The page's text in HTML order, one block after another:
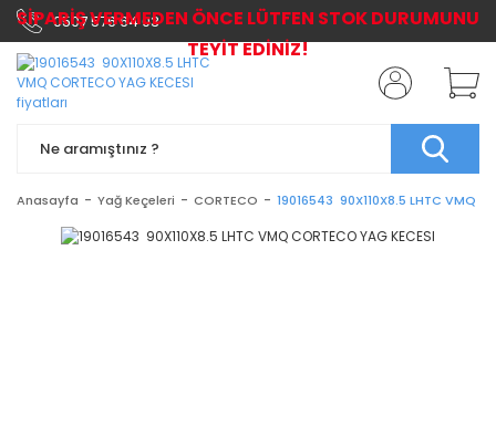
0507 576 64 03
Anasayfa Yağ Keçeleri CORTECO 19016543 90X110X8.5 LHTC VMQ
SİPARİŞ VERMEDEN ÖNCE LÜTFEN STOK DURUMUNU
TEYİT EDİNİZ!